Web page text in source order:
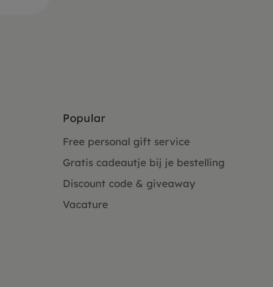
Popular
Free personal gift service
Gratis cadeautje bij je bestelling
Discount code & giveaway
Vacature